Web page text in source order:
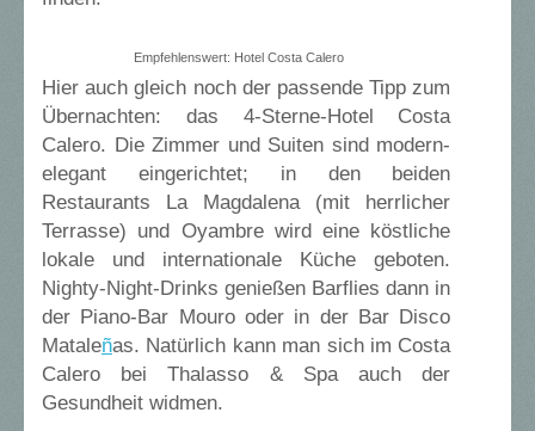
Empfehlenswert: Hotel Costa Calero
Hier auch gleich noch der passende Tipp zum
Übernachten: das 4-Sterne-Hotel Costa
Calero. Die Zimmer und Suiten sind modern-
elegant eingerichtet; in den beiden
Restaurants La Magdalena (mit herrlicher
Terrasse) und Oyambre wird eine köstliche
lokale und internationale Küche geboten.
Nighty-Night-Drinks genießen Barflies dann in
der Piano-Bar Mouro oder in der Bar Disco
Mataleñas. Natürlich kann man sich im Costa
Calero bei Thalasso & Spa auch der
Gesundheit widmen.